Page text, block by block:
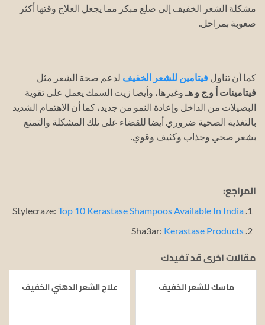
مشكلة الشعر الخفيف إلى صلع مبكر مما يجعل العلاج وقتها أكثر
صعوبة بمراحل.
كما أن تناول فيتامين للشعر الخفيف لدعم صحة الشعر مثل
فيتامينات أ و ج و هـوغيرها، وأيضا زيت السمك يعمل على تقوية
البصيلات من الداخل وإعادة النمو من جديد، كما أن الاهتمام الشديد
بالتغذية الصحية ضروري أيضا للقضاء على تلك المشكلة والتمتع
بشعر صحي وجذاب وكثيف وقوي.
المراجع:
Stylecraze:Top 10 Kerastase Shampoos Available In India
Sha3ar: Kerastase Products
مقالات اخرى قد تفيدك
ماسك للشعر الخفيف علاج الشعر الدهني الخفيف